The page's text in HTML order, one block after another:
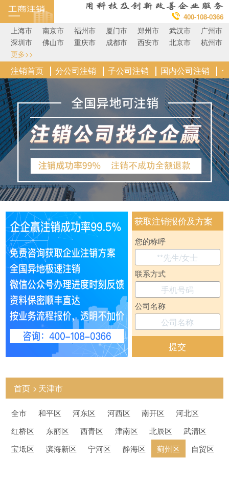
400-108-0366
上海市 南京市 福州市 厦门市 郑州市 武汉市
广州市
深圳市
佛山市 重庆市 成都市 西安市 北京市
杭州市
更多>>
注销首页 分公司注销 子公司注销 国内公司注销
获取注销报价及方案
您的称呼
联系方式
公司名称
提交
首页 天津市
全市 和平区 河东区 河西区 南开区
河北区
红桥区
东丽区 西青区 津南区 北辰区
武清区
宝坻区
滨海新区 宁河区 静海区 蓟州区 自贸区